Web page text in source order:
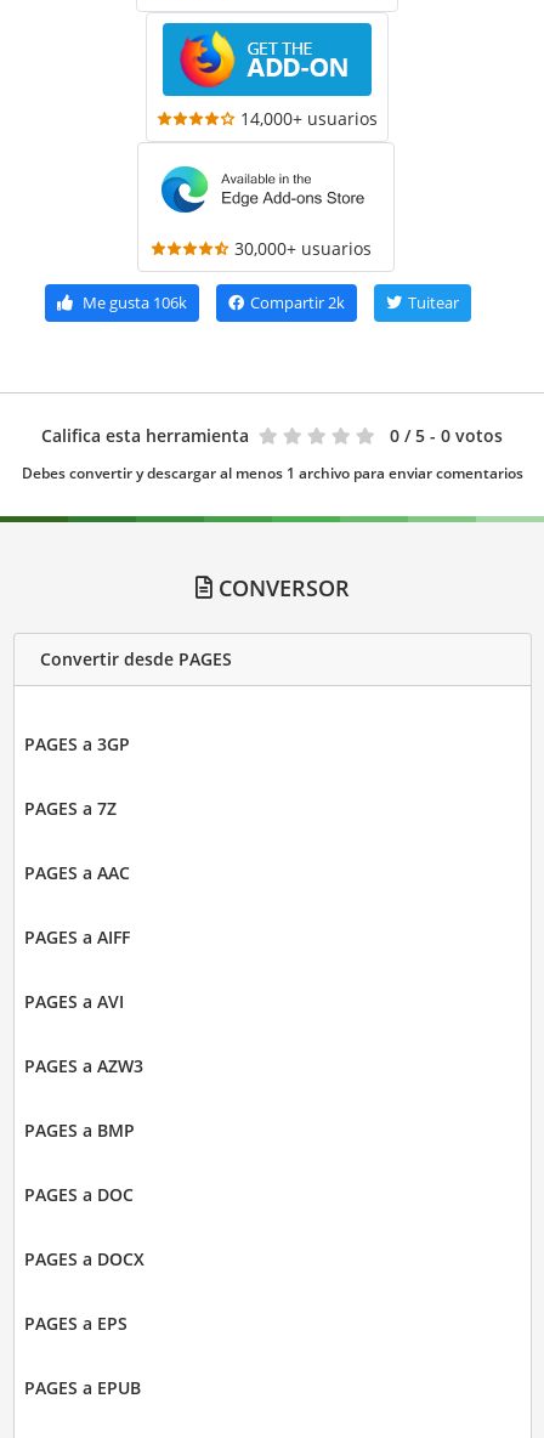
14,000+ usuarios
30,000+ usuarios
Me gusta106k Compartir2k Tuitear
Califica esta herramienta 0 / 5 - 0 votos
Debes convertir y descargar al menos 1 archivo para enviar comentarios
CONVERSOR
Convertir desde PAGES
PAGES a 3GP
PAGES a 7Z
PAGES a AAC
PAGES a AIFF
PAGES a AVI
PAGES a AZW3
PAGES a BMP
PAGES a DOC
PAGES a DOCX
PAGES a EPS
PAGES a EPUB